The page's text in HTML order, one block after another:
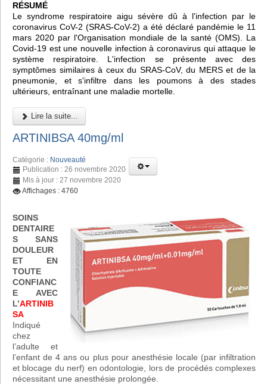
RÉSUMÉ
Le syndrome respiratoire aigu sévère dû à l'infection par le
coronavirus CoV-2 (SRAS-CoV-2) a été déclaré pandémie le 11
mars 2020 par l'Organisation mondiale de la santé (OMS). La
Covid-19 est une nouvelle infection à coronavirus qui attaque le
système respiratoire. L'infection se présente avec des
symptômes similaires à ceux du SRAS-CoV, du MERS et de la
pneumonie, et s'infiltre dans les poumons à des stades
ultérieurs, entraînant une maladie mortelle.
Lire la suite...
ARTINIBSA 40mg/ml
Catégorie : Nouveauté
Publication : 26 novembre 2020
Mis à jour : 27 novembre 2020
Affichages : 4760
SOINS
DENTAIRE
S SANS
DOULEUR
ET EN
TOUTE
CONFIANC
E AVEC
L’ARTINIB
SA
Indiqué
chez
l’adulte et
l’enfant de 4 ans ou plus pour anesthésie locale (par infiltration
et blocage du nerf) en odontologie, lors de procédés complexes
nécessitant une anesthésie prolongée.